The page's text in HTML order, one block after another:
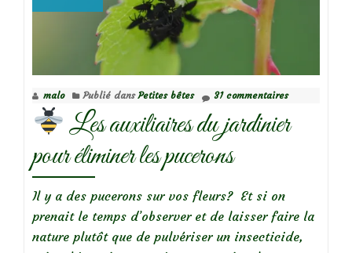
buffet
au
jardin…
malo Publié dansPetites bêtes 31 commentaires
Les auxiliaires du jardinier
pour éliminer les pucerons
Il y a des pucerons sur vos fleurs? Et si on
prenait le temps d’observer et de laisser faire la
nature plutôt que de pulvériser un insecticide,